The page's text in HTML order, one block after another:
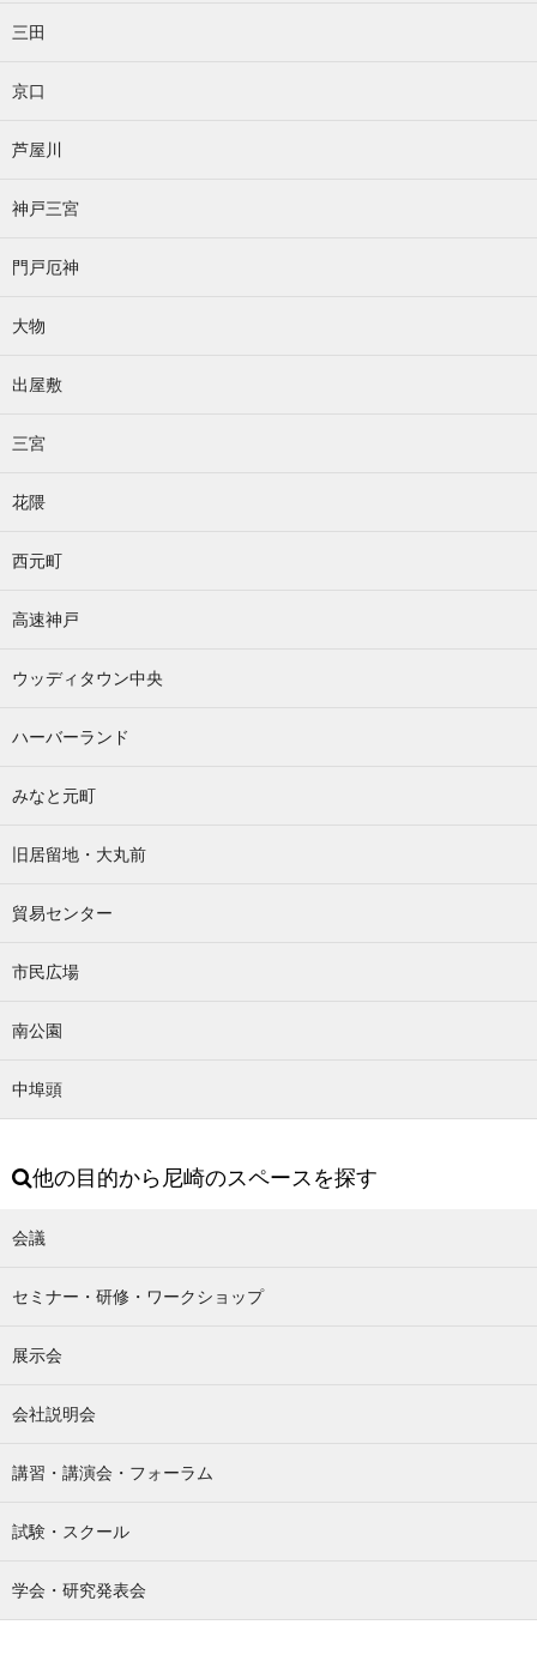
三田
京口
芦屋川
神戸三宮
門戸厄神
大物
出屋敷
三宮
花隈
西元町
高速神戸
ウッディタウン中央
ハーバーランド
みなと元町
旧居留地・大丸前
貿易センター
市民広場
南公園
中埠頭
他の目的から尼崎のスペースを探す
会議
セミナー・研修・ワークショップ
展示会
会社説明会
講習・講演会・フォーラム
試験・スクール
学会・研究発表会